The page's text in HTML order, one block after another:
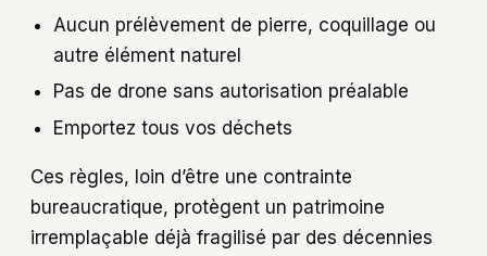
Aucun prélèvement de pierre, coquillage ou
autre élément naturel
Pas de drone sans autorisation préalable
Emportez tous vos déchets
Ces règles, loin d’être une contrainte
bureaucratique, protègent un patrimoine
irremplaçable déjà fragilisé par des décennies